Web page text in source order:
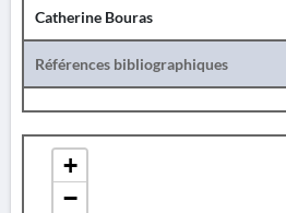
Catherine Bouras
Références bibliographiques
+
−